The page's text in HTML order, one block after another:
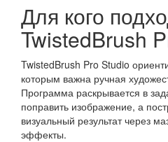
Для кого
TwistedBrush
TwistedBrush Pro Studio
которым важна ручная
Программа раскрывается в
поправить изображение, а
визуальный результат через
эффекты.